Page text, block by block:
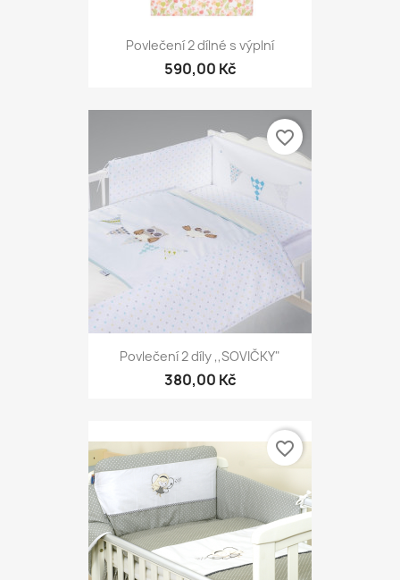
Povlečení 2 dílné s výplní
590,00 Kč
Povlečení 2 díly ,,SOVIČKY"
380,00 Kč
favorite_border
favorite_border